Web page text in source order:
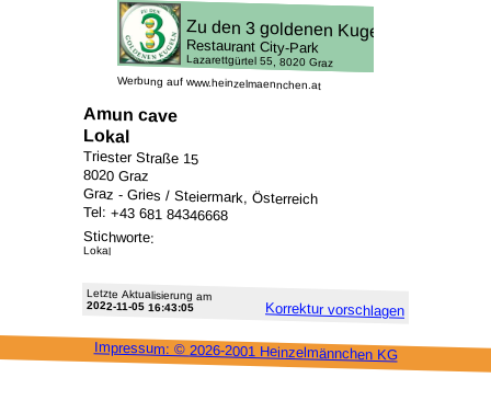
Werbung auf www.heinzelmaennchen.at
Amun cave
Lokal
Triester Straße 15
8020 Graz
Graz - Gries / Steiermark, Österreich
Tel: +43 681 84346668
Stichworte:
Lokal
Letzte Aktu­alisie­rung am
2022-11-05 16:43:05 Korrektur vor­schlagen
Impressum: © 2026-2001 Heinzel­männchen KG